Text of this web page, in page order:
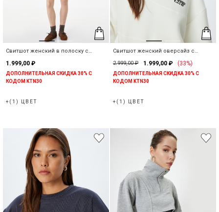
Свитшот женский в полоску с
1.999,00 ₽
ДОПОЛНИТЕЛЬНАЯ СКИДКА 30% С
КОДОМ KTN30
+(1) ЦВЕТ
Свитшот женский оверсайз с
2.999,00 ₽ 1.999,00 ₽ (33%)
ДОПОЛНИТЕЛЬНАЯ СКИДКА 30% С
КОДОМ KTN30
+(1) ЦВЕТ